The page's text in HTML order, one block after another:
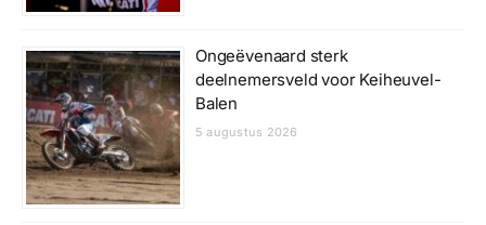
Ongeëvenaard sterk
deelnemersveld voor Keiheuvel-
Balen
5 augustus 2026